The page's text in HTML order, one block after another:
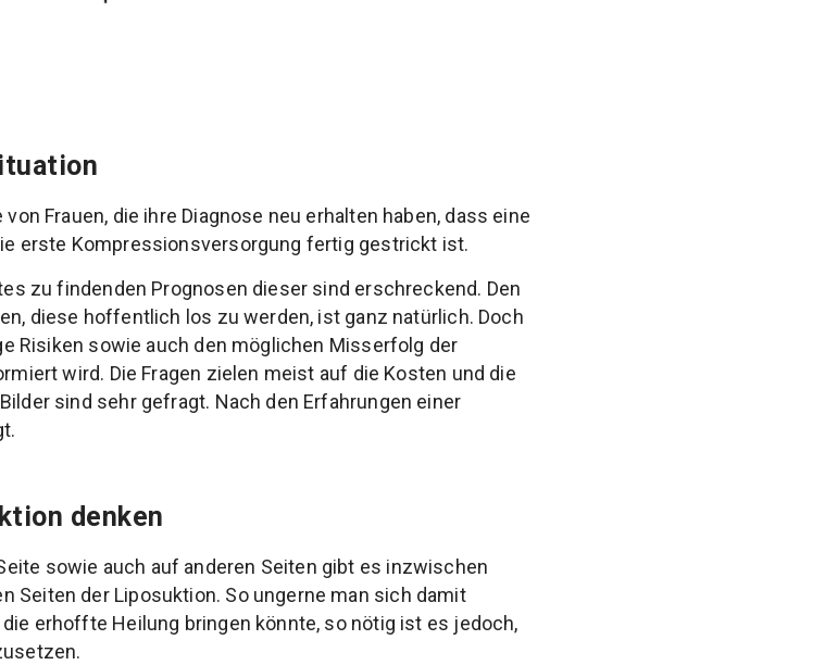
Frauen, die ihre Diagnose neu erhalten haben, dass eine
erste Kompressionsversorgung fertig gestrickt ist.
zu findenden Prognosen dieser sind erschreckend. Den
diese hoffentlich los zu werden, ist ganz natürlich. Doch
Risiken sowie auch den möglichen Misserfolg der
wird. Die Fragen zielen meist auf die Kosten und die
sind sehr gefragt. Nach den Erfahrungen einer
denken
sowie auch auf anderen Seiten gibt es inzwischen
Seiten der Liposuktion. So ungerne man sich damit
erhoffte Heilung bringen könnte, so nötig ist es jedoch,